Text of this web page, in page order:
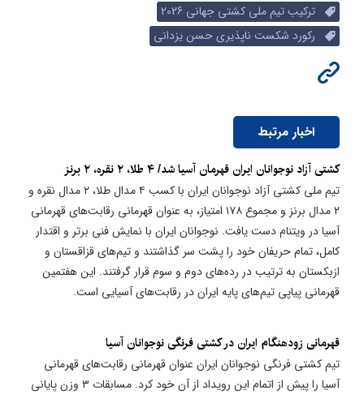
ترکیب تیم ملی کشتی جهانی 2026
رکورد شکست ناپذیری حسن یزدانی
اخبار مرتبط
کشتی آزاد نوجوانان ایران قهرمان آسیا شد/ ۴ طلا، ۲ نقره، ۲ برنز
تیم ملی کشتی آزاد نوجوانان ایران با کسب ۴ مدال طلا، ۲ مدال نقره و
۲ مدال برنز و مجموع ۱۷۸ امتیاز، به عنوان قهرمانی رقابت‌های قهرمانی
آسیا در ویتنام دست یافت. نوجوانان ایران با نمایش فنی برتر و اقتدار
کامل، تمام حریفان خود را پشت سر گذاشتند و تیم‌های قزاقستان و
ازبکستان به ترتیب در رده‌های دوم و سوم قرار گرفتند. این هفتمین
قهرمانی پیاپی تیم‌های پایه ایران در رقابت‌های آسیایی است.
قهرمانی زودهنگام ایران در کشتی فرنگی نوجوانان آسیا
تیم کشتی فرنگی نوجوانان ایران عنوان قهرمانی رقابت‌های قهرمانی
آسیا را پیش از اتمام این رویداد از آن خود کرد. مسابقات ۳ وزن پایانی